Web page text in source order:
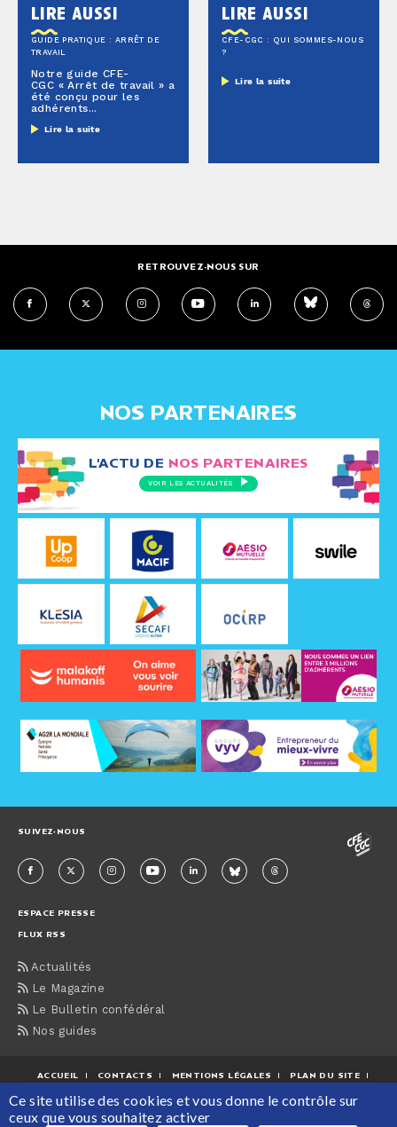
lire aussi
GUIDE PRATIQUE : ARRÊT DE
TRAVAIL
Notre guide CFE-
CGC « Arrêt de travail » a
été conçu pour les
adhérents...
Lire la suite
lire aussi
CFE-CGC : QUI SOMMES-NOUS
?
Lire la suite
RETROUVEZ-NOUS SUR
NOS PARTENAIRES
L'ACTU DE NOS PARTENAIRES
VOIR LES ACTUALITÉS
SUIVEZ-NOUS
ESPACE PRESSE
FLUX RSS
Actualités
Le Magazine
Le Bulletin confédéral
Nos guides
ACCUEIL CONTACTS MENTIONS LÉGALES PLAN DU SITE
PROTECTION DES DONNÉES PERSONNELLES
Maison de la CFE-CGC, 63 rue du Rocher, 75008 Paris Tél : 01 55 30 12 12
Ce site utilise des cookies et vous donne le contrôle sur
ceux que vous souhaitez activer